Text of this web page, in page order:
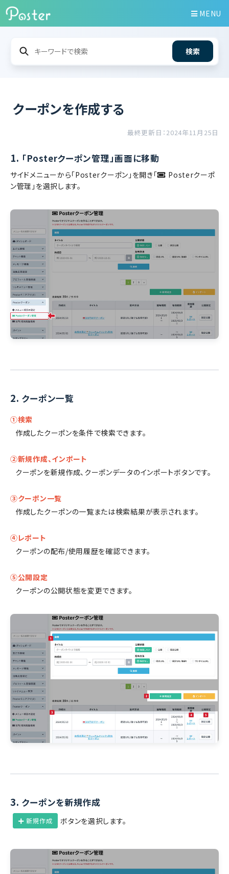
MENU
検索
クーポンを作成する
最終更新日：2024年11月25日
1. 「Posterクーポン管理」画面に移動
サイドメニューから「Posterクーポン」を開き「
Posterクーポ
ン管理」を選択します。
2. クーポン一覧
①検索
作成したクーポンを条件で検索できます。
②新規作成、インポート
クーポンを新規作成、クーポンデータのインポートボタンです。
③クーポン一覧
作成したクーポンの一覧または検索結果が表示されます。
④レポート
クーポンの配布/使用履歴を確認できます。
⑤公開設定
クーポンの公開状態を変更できます。
3. クーポンを新規作成
新規作成 ボタンを選択します。